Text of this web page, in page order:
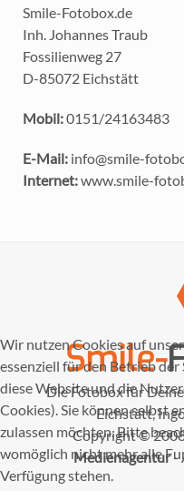
Smile-Fotobox.de
Inh. Johannes Traub
Fossilienweg 27
D-85072 Eichstätt
Mobil:0151/24163483
E-Mail: info@smile-
Internet:www.smile-
Smile-
Die Fotobox für
Eichstätt,
Copyright ©
Medienagentur-
Wir nutzen Cookies auf
essenziell für den Betrieb
diese Website und die
Cookies). Sie können selbst
zulassen möchten. Bitte
womöglich nicht mehr alle
Verfügung stehen.